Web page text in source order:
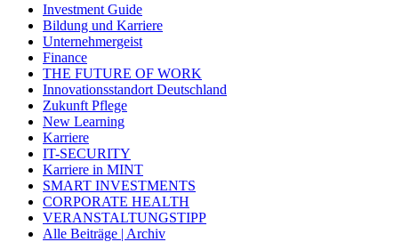
Investment Guide
Bildung und Karriere
Unternehmergeist
Finance
THE FUTURE OF WORK
Innovationsstandort Deutschland
Zukunft Pflege
New Learning
Karriere
IT-SECURITY
Karriere in MINT
SMART INVESTMENTS
CORPORATE HEALTH
VERANSTALTUNGSTIPP
Alle Beiträge | Archiv